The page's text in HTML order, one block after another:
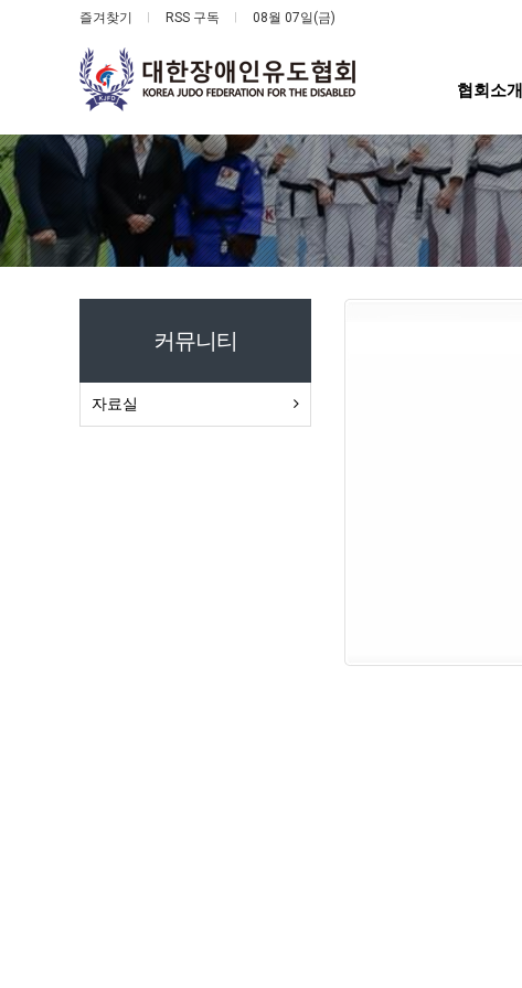
즐겨찾기 RSS 구독 08월 07일(금)
협회소개
커뮤니티
자료실